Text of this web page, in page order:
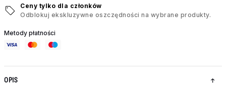
Ceny tylko dla członków
Odblokuj ekskluzywne oszczędności na wybrane produkty.
Metody płatności
OPIS